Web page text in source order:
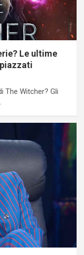
Le ultime
The Witcher? Gli